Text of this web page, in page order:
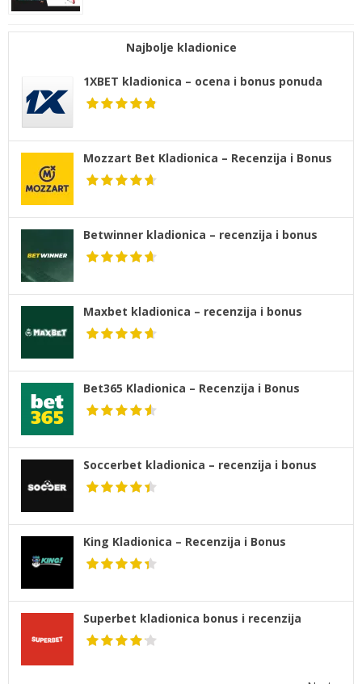
Najbolje kladionice
1XBET kladionica – ocena i bonus ponuda
Mozzart Bet Kladionica – Recenzija i Bonus
Betwinner kladionica – recenzija i bonus
Maxbet kladionica – recenzija i bonus
Bet365 Kladionica – Recenzija i Bonus
Soccerbet kladionica – recenzija i bonus
King Kladionica – Recenzija i Bonus
Superbet kladionica bonus i recenzija